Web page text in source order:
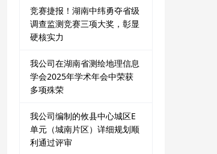
竞赛捷报！湖南中纬勇夺省级
调查监测竞赛三项大奖，彰显
硬核实力
我公司在湖南省测绘地理信息
学会2025年学术年会中荣获
多项殊荣
我公司编制的攸县中心城区E
单元（城南片区）详细规划顺
利通过评审